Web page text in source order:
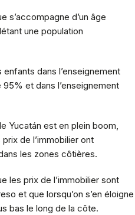
s’accompagne d’un âge
une population
dans l’enseignement
et dans l’enseignement
Yucatán est en plein boom,
de l’immobilier ont
les zones côtières.
les prix de l’immobilier sont
et que lorsqu’on s’en éloigne
bas le long de la côte.